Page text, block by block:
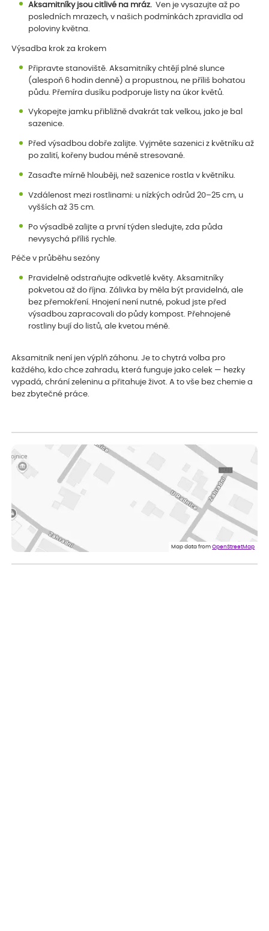
Aksamitníky jsou citlivé na mráz. Ven je vysazujte až po
posledních mrazech, v našich podmínkách zpravidla od
poloviny května.
Výsadba krok za krokem
Připravte stanoviště. Aksamitníky chtějí plné slunce
(alespoň 6 hodin denně) a propustnou, ne příliš bohatou
půdu. Přemíra dusíku podporuje listy na úkor květů.
Vykopejte jamku přibližně dvakrát tak velkou, jako je bal
sazenice.
Před výsadbou dobře zalijte. Vyjměte sazenici z květníku až
po zalití, kořeny budou méně stresované.
Zasaďte mírně hlouběji, než sazenice rostla v květníku.
Vzdálenost mezi rostlinami: u nízkých odrůd 20–25 cm, u
vyšších až 35 cm.
Po výsadbě zalijte a první týden sledujte, zda půda
nevysychá příliš rychle.
Péče v průběhu sezóny
Pravidelně odstraňujte odkvetlé květy. Aksamitníky
pokvetou až do října. Zálivka by měla být pravidelná, ale
bez přemokření. Hnojení není nutné, pokud jste před
výsadbou zapracovali do půdy kompost. Přehnojené
rostliny bují do listů, ale kvetou méně.
Aksamitník není jen výplň záhonu. Je to chytrá volba pro
každého, kdo chce zahradu, která funguje jako celek — hezky
vypadá, chrání zeleninu a přitahuje život. A to vše bez chemie a
bez zbytečné práce.
Map data fromOpenStreetMap